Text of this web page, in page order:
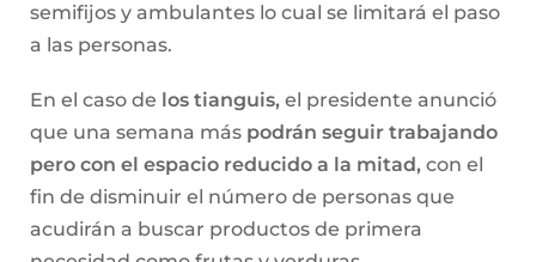
semifijos y ambulantes lo cual se limitará el paso
a las personas.
En el caso de los tianguis, el presidente anunció
que una semana más podrán seguir trabajando
pero con el espacio reducido a la mitad, con el
fin de disminuir el número de personas que
acudirán a buscar productos de primera